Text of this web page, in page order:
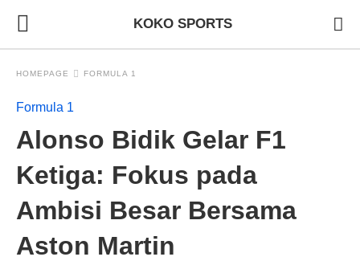
KOKO SPORTS
HOMEPAGE FORMULA 1
Formula 1
Alonso Bidik Gelar F1
Ketiga: Fokus pada
Ambisi Besar Bersama
Aston Martin